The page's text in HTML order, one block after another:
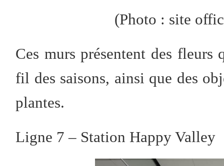
(Photo : site
Ces murs présentent des
fil des saisons, ainsi que des
plantes.
Ligne 7 – Station Happy Valley